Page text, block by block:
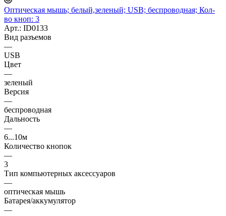
Оптическая мышь; белый,зеленый; USB; беспроводная; Кол-
во кноп: 3
Арт.: ID0133
Вид разъемов
—
USB
Цвет
—
зеленый
Версия
—
беспроводная
Дальность
—
6...10м
Количество кнопок
—
3
Тип компьютерных аксессуаров
—
оптическая мышь
Батарея/аккумулятор
—